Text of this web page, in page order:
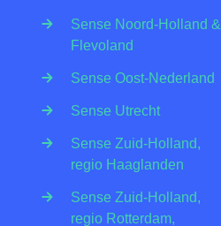
Sense Noord-Holland &
Flevoland
Sense Oost-Nederland
Sense Utrecht
Sense Zuid-Holland,
regio Haaglanden
Sense Zuid-Holland,
regio Rotterdam,